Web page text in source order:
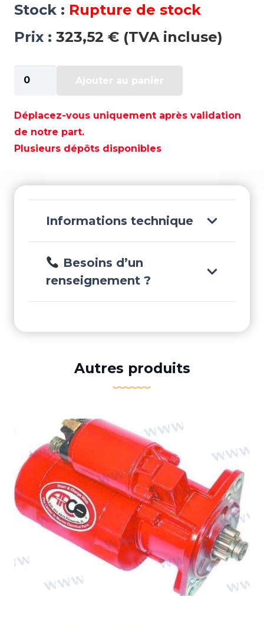
Stock : Rupture de stock
Prix : 323,52 € (TVA incluse)
de
YANMAR
-
REC104211-
Ajouter au panier
Déplacez-vous uniquement après validation
de notre part.
Plusieurs dépôts disponibles
Informations technique
Besoins d’un
renseignement ?
Autres produits